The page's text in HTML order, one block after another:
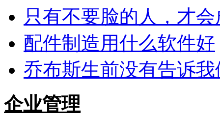
只有不要脸的人，才
配件制造用什么软件好
乔布斯生前没有告诉
企业管理